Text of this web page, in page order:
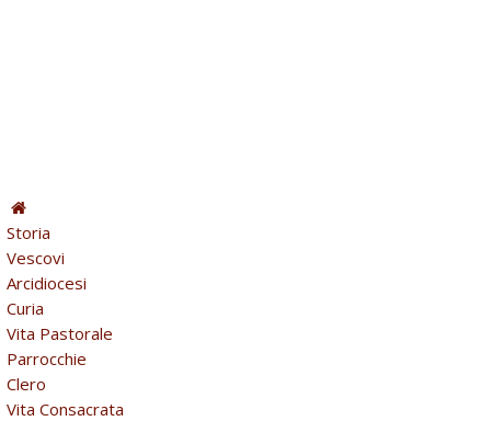
Storia
Vescovi
Arcidiocesi
Curia
Vita Pastorale
Parrocchie
Clero
Vita Consacrata